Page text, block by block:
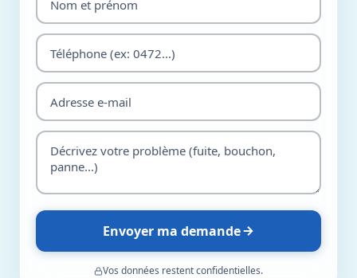
Envoyer ma demande
Vos données restent confidentielles.